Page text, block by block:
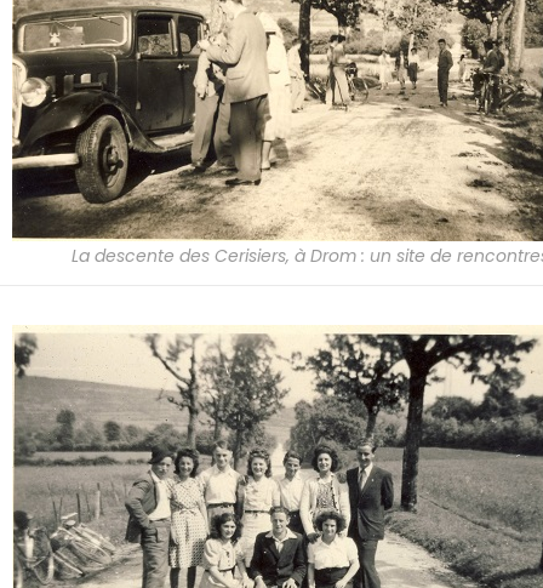
La descente des Cerisiers, à Drom : un site de